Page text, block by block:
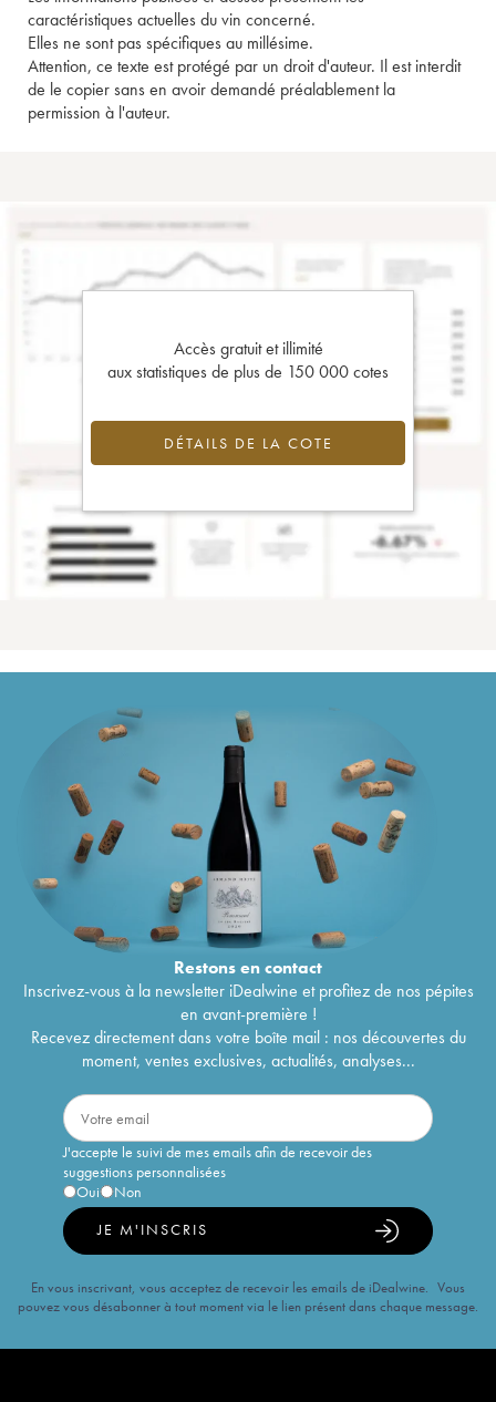
caractéristiques actuelles du vin concerné.
Elles ne sont pas spécifiques au millésime.
Attention, ce texte est protégé par un droit d'auteur. Il est interdit
de le copier sans en avoir demandé préalablement la
permission à l'auteur.
Accès gratuit et illimité
aux statistiques de plus de 150 000 cotes
DÉTAILS DE LA COTE
Restons encontact
Inscrivez-vous à la newsletter iDealwine et profitez de nos pépites
en avant-première !
Recevez directement dans votre boîte mail : nos découvertes du
moment, ventes exclusives, actualités, analyses...
J'accepte le suivi de mes emails afin de recevoir des
suggestions personnalisées
Oui
Non
JE M'INSCRIS
En vous inscrivant, vous acceptez de recevoir les emails de iDealwine. Vous
pouvez vous désabonner à tout moment via le lien présent dans chaque message.